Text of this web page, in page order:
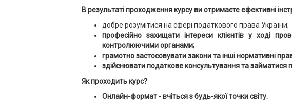
В результаті проходження курсу ви отримаєте ефективні
добре розумітися на сфері податкового права України;
професійно захищати інтереси клієнтів у ході
контролюючими органами;
грамотно застосовувати закони та інші нормативні
здійснювати податкове консультування та займатися
Як проходить курс?
Онлайн-формат - вчіться з будь-якої точки світу.